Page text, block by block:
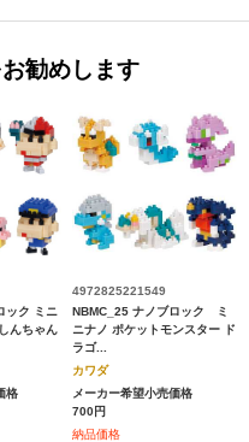
勧めします
ック ミニ
んちゃん
格
4972825221549
NBMC_25 ナノブロック ミ
ニナノ ポケットモンスター ド
ラゴ...
カワダ
メーカー希望小売価格
700円
納品価格